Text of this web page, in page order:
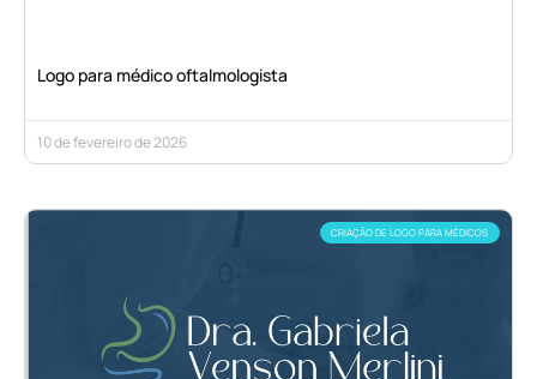
Logo para médico oftalmologista
10 de fevereiro de 2026
CRIAÇÃO DE LOGO PARA MÉDICOS